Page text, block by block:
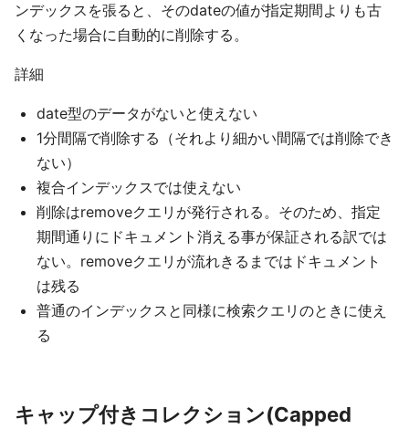
ンデックスを張ると、そのdateの値が指定期間よりも古
くなった場合に自動的に削除する。
詳細
date型のデータがないと使えない
1分間隔で削除する（それより細かい間隔では削除でき
ない）
複合インデックスでは使えない
削除はremoveクエリが発行される。そのため、指定
期間通りにドキュメント消える事が保証される訳では
ない。removeクエリが流れきるまではドキュメント
は残る
普通のインデックスと同様に検索クエリのときに使え
る
キャップ付きコレクション(Capped